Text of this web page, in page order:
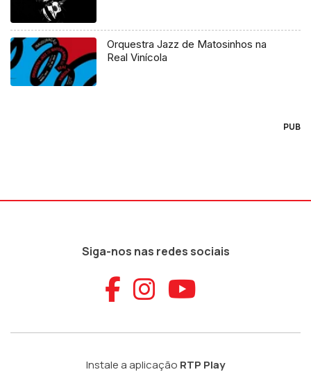
Orquestra Jazz de Matosinhos na
Real Vinícola
PUB
Siga-nos nas redes sociais
Aceder ao
Aceder ao
Aceder
Instale a aplicação RTP Play